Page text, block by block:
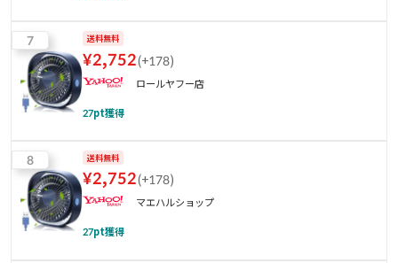
7 送料無料
¥2,752(+178)
ロールヤフー店
27pt獲得
8 送料無料
¥2,752(+178)
マエハルショップ
27pt獲得